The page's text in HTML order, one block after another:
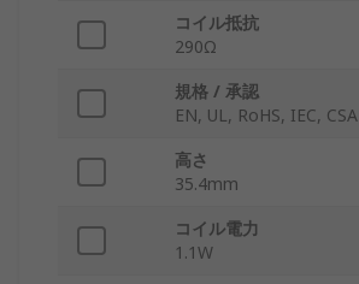
コイル抵抗
290Ω
規格 / 承認
EN, UL, RoHS, IEC, CSA
高さ
35.4mm
コイル電力
1.1W